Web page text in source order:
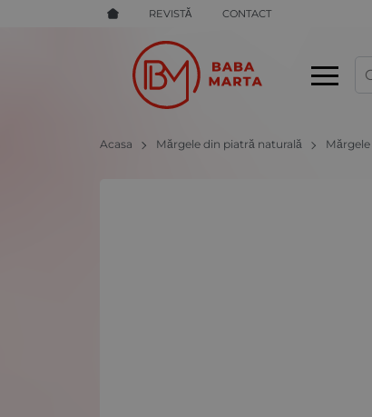
REVISTĂ CONTACT
Acasa Mărgele din piatră naturală